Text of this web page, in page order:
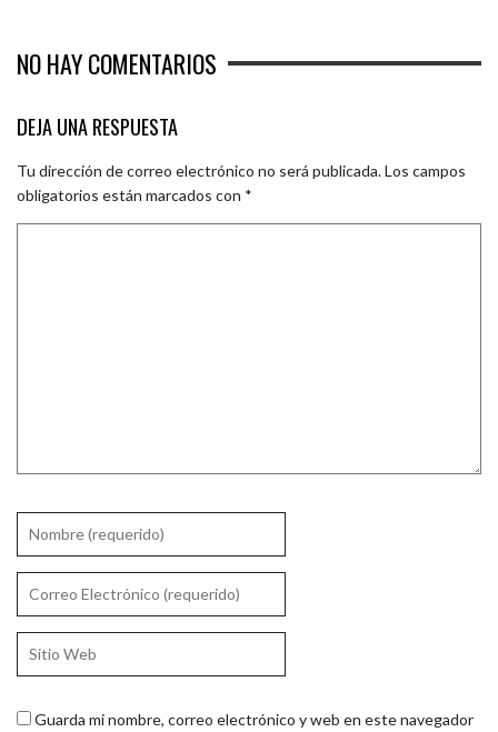
NO HAY COMENTARIOS
DEJA UNA RESPUESTA
Tu dirección de correo electrónico no será publicada.Los campos
obligatorios están marcados con *
Guarda mi nombre, correo electrónico y web en este navegador